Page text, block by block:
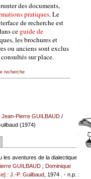
des documents,
pratiques. Le
de recherche est
ce guide de
les brochures et
ou anciens sont exclus
sur place.
recherche
Jean-Pierre GUILBAUD/
(1974)
les aventures de la dialectique
GUILBAUD ;Dominique
: J.-P. Guilbaud , 1974 . - n.p. :